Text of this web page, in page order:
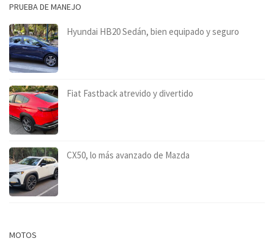
PRUEBA DE MANEJO
Hyundai HB20 Sedán, bien equipado y seguro
Fiat Fastback atrevido y divertido
CX50, lo más avanzado de Mazda
MOTOS